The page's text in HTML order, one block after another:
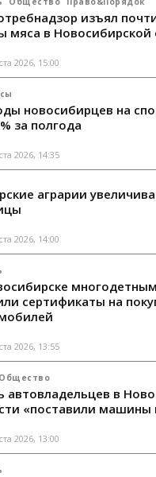
изъял
мяса в Новосибирской
2026, 15:00
новосибирцев на
за полгода
2026, 14:35
аграрии
2026, 14:00
сертификаты на
2026, 13:55
Общество
автовладельцев в
«поставили машины
2026, 13:00